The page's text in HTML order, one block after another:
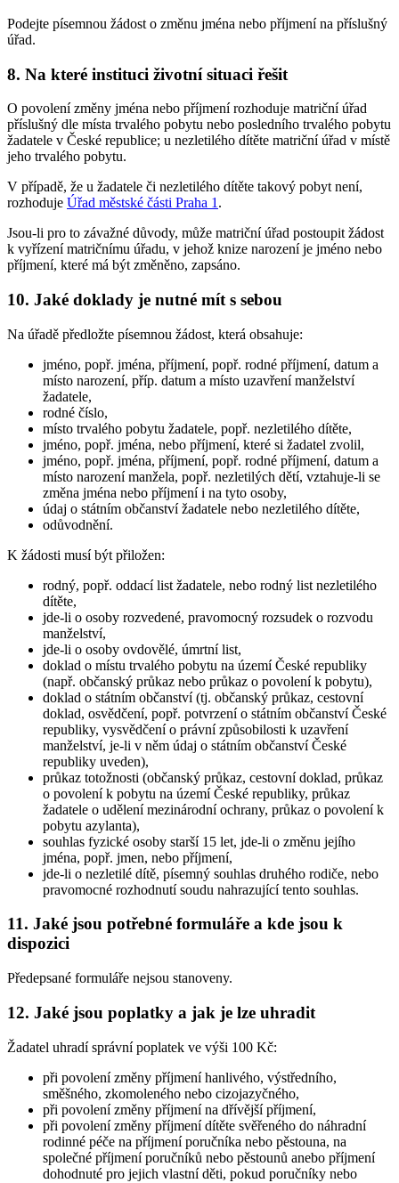
Podejte písemnou žádost o změnu jména nebo příjmení na příslušný
úřad.
8. Na které instituci životní situaci řešit
O povolení změny jména nebo příjmení rozhoduje matriční úřad
příslušný dle místa trvalého pobytu nebo posledního trvalého pobytu
žadatele v České republice; u nezletilého dítěte matriční úřad v místě
jeho trvalého pobytu.
V případě, že u žadatele či nezletilého dítěte takový pobyt není,
rozhoduje Úřad městské části Praha 1 .
Jsou-li pro to závažné důvody, může matriční úřad postoupit žádost
k vyřízení matričnímu úřadu, v jehož knize narození je jméno nebo
příjmení, které má být změněno, zapsáno.
10. Jaké doklady je nutné mít s sebou
Na úřadě předložte písemnou žádost, která obsahuje:
jméno, popř. jména, příjmení, popř. rodné příjmení, datum a
místo narození, příp. datum a místo uzavření manželství
žadatele,
rodné číslo,
místo trvalého pobytu žadatele, popř. nezletilého dítěte,
jméno, popř. jména, nebo příjmení, které si žadatel zvolil,
jméno, popř. jména, příjmení, popř. rodné příjmení, datum a
místo narození manžela, popř. nezletilých dětí, vztahuje-li se
změna jména nebo příjmení i na tyto osoby,
údaj o státním občanství žadatele nebo nezletilého dítěte,
odůvodnění.
K žádosti musí být přiložen:
rodný, popř. oddací list žadatele, nebo rodný list nezletilého
dítěte,
jde-li o osoby rozvedené, pravomocný rozsudek o rozvodu
manželství,
jde-li o osoby ovdovělé, úmrtní list,
doklad o místu trvalého pobytu na území České republiky
(např. občanský průkaz nebo průkaz o povolení k pobytu),
doklad o státním občanství (tj. občanský průkaz, cestovní
doklad, osvědčení, popř. potvrzení o státním občanství České
republiky, vysvědčení o právní způsobilosti k uzavření
manželství, je-li v něm údaj o státním občanství České
republiky uveden),
průkaz totožnosti (občanský průkaz, cestovní doklad, průkaz
o povolení k pobytu na území České republiky, průkaz
žadatele o udělení mezinárodní ochrany, průkaz o povolení k
pobytu azylanta),
souhlas fyzické osoby starší 15 let, jde-li o změnu jejího
jména, popř. jmen, nebo příjmení,
jde-li o nezletilé dítě, písemný souhlas druhého rodiče, nebo
pravomocné rozhodnutí soudu nahrazující tento souhlas.
11. Jaké jsou potřebné formuláře a kde jsou k
dispozici
Předepsané formuláře nejsou stanoveny.
12. Jaké jsou poplatky a jak je lze uhradit
Žadatel uhradí správní poplatek ve výši 100 Kč:
při povolení změny příjmení hanlivého, výstředního,
směšného, zkomoleného nebo cizojazyčného,
při povolení změny příjmení na dřívější příjmení,
při povolení změny příjmení dítěte svěřeného do náhradní
rodinné péče na příjmení poručníka nebo pěstouna, na
společné příjmení poručníků nebo pěstounů anebo příjmení
dohodnuté pro jejich vlastní děti, pokud poručníky nebo